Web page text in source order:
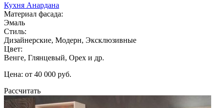
Кухня Анардана
Материал фасада:
Эмаль
Стиль:
Дизайнерские, Модерн, Эксклюзивные
Цвет:
Венге, Глянцевый, Орех и др.
Цена: от 40 000 руб.
Рассчитать